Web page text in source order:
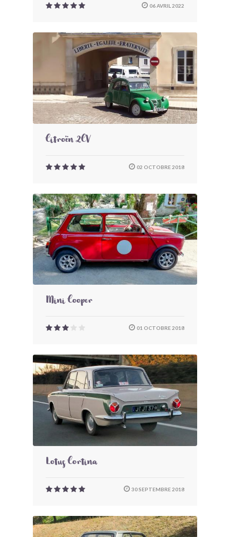
06 AVRIL 2022
Citroën 2CV
02 OCTOBRE 2018
Mini Cooper
01 OCTOBRE 2018
Lotus Cortina
30 SEPTEMBRE 2018